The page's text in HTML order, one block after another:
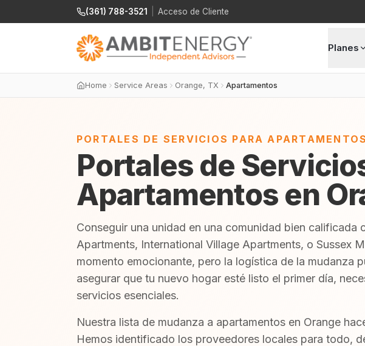
(361) 788-3521 Acceso de Cliente
Planes
Home Service Areas Orange, TX Apartamentos
PORTALES DE SERVICIOS PARA APARTAMENTOS
Portales de
Apartamentos en
Conseguir una unidad en una comunidad bien calificada
Apartments, International Village Apartments, o Sussex
momento emocionante, pero la logística de la mudanza
asegurar que tu nuevo hogar esté listo el primer día,
servicios esenciales.
Nuestra lista de mudanza a apartamentos en Orange
Hemos identificado los proveedores locales para todo,